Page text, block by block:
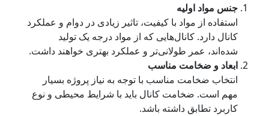
جنس مواد اولیه
استفاده از مواد با کیفیت، تاثیر زیادی در دوام و عملکرد
کانال دارد. کانال‌هایی که از مواد درجه یک تولید
شده‌اند، عمر طولانی‌تر و عملکرد بهتری خواهند داشت.
ابعاد و ضخامت مناسب
انتخاب ضخامت مناسب با توجه به نیاز پروژه بسیار
مهم است. ضخامت کانال باید با شرایط محیطی و نوع
کاربرد تطابق داشته باشد.